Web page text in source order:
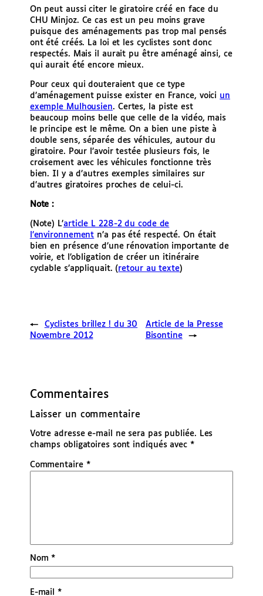
On peut aussi citer le giratoire créé en face du
CHU Minjoz. Ce cas est un peu moins grave
puisque des aménagements pas trop mal pensés
ont été créés. La loi et les cyclistes sont donc
respectés. Mais il aurait pu être aménagé ainsi, ce
qui aurait été encore mieux.
Pour ceux qui douteraient que ce type
d’aménagement puisse exister en France, voici un
exemple Mulhousien. Certes, la piste est
beaucoup moins belle que celle de la vidéo, mais
le principe est le même. On a bien une piste à
double sens, séparée des véhicules, autour du
giratoire. Pour l’avoir testée plusieurs fois, le
croisement avec les véhicules fonctionne très
bien. Il y a d’autres exemples similaires sur
d’autres giratoires proches de celui-ci.
Note :
(Note) L’article L 228-2 du code de
l’environnement n’a pas été respecté. On était
bien en présence d’une rénovation importante de
voirie, et l’obligation de créer un itinéraire
cyclable s’appliquait. (retour au texte)
←
Cyclistes brillez ! du 30
Novembre 2012
Article de la Presse
Bisontine
→
Commentaires
Laisser un commentaire
Votre adresse e-mail ne sera pas publiée.
Les
champs obligatoires sont indiqués avec *
Commentaire *
Nom*
E-mail*